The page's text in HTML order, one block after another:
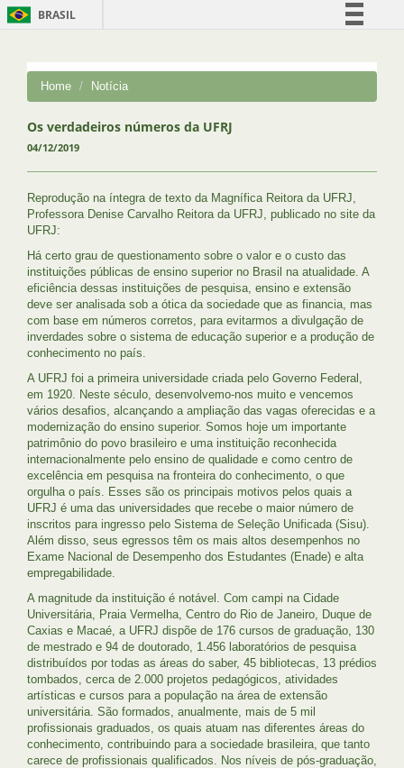
BRASIL
Comunica BR
Acesso à informação
Home Notícia
Os verdadeiros números da UFRJ
04/12/2019
Reprodução na íntegra de texto da Magnífica Reitora da UFRJ,
Professora Denise Carvalho Reitora da UFRJ, publicado no site da
UFRJ:
Há certo grau de questionamento sobre o valor e o custo das
instituições públicas de ensino superior no Brasil na atualidade. A
eficiência dessas instituições de pesquisa, ensino e extensão
deve ser analisada sob a ótica da sociedade que as financia, mas
com base em números corretos, para evitarmos a divulgação de
inverdades sobre o sistema de educação superior e a produção de
conhecimento no país.
A UFRJ foi a primeira universidade criada pelo Governo Federal,
em 1920. Neste século, desenvolvemo-nos muito e vencemos
vários desafios, alcançando a ampliação das vagas oferecidas e a
modernização do ensino superior. Somos hoje um importante
patrimônio do povo brasileiro e uma instituição reconhecida
internacionalmente pelo ensino de qualidade e como centro de
excelência em pesquisa na fronteira do conhecimento, o que
orgulha o país. Esses são os principais motivos pelos quais a
UFRJ é uma das universidades que recebe o maior número de
inscritos para ingresso pelo Sistema de Seleção Unificada (Sisu).
Além disso, seus egressos têm os mais altos desempenhos no
Exame Nacional de Desempenho dos Estudantes (Enade) e alta
empregabilidade.
A magnitude da instituição é notável. Com campi na Cidade
Universitária, Praia Vermelha, Centro do Rio de Janeiro, Duque de
Caxias e Macaé, a UFRJ dispõe de 176 cursos de graduação, 130
de mestrado e 94 de doutorado, 1.456 laboratórios de pesquisa
distribuídos por todas as áreas do saber, 45 bibliotecas, 13 prédios
tombados, cerca de 2.000 projetos pedagógicos, atividades
artísticas e cursos para a população na área de extensão
universitária. São formados, anualmente, mais de 5 mil
profissionais graduados, os quais atuam nas diferentes áreas do
conhecimento, contribuindo para a sociedade brasileira, que tanto
carece de profissionais qualificados. Nos níveis de pós-graduação,